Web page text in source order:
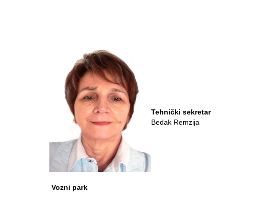
Tehnički sekretar
Bedak Remzija
Vozni park